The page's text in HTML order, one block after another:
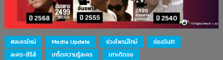
#ละครใหม่ Media Update ช่วงไพรม์ไทม์
ช่องวัน31
ละคร-ซีรีส์
เกร็ดความรู้ละคร เกาะติดจอ